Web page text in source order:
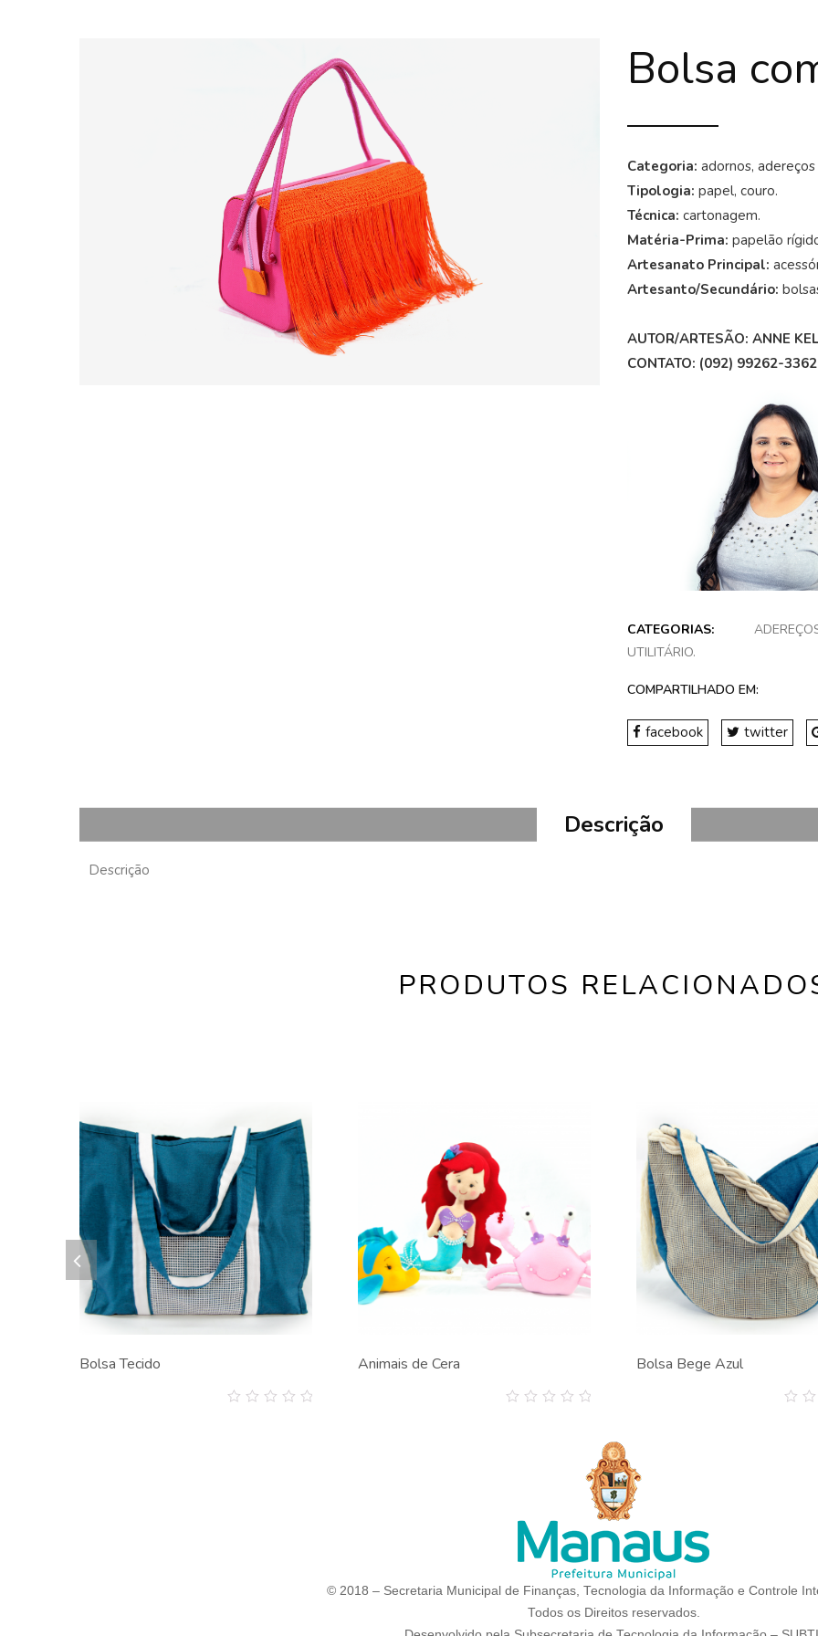
Bolsa
Categoria: adornos,
Tipologia: papel, couro.
Técnica: cartonagem.
Matéria-Prima: papelão
Artesanato Principal:
Artesanto/Secundário:
AUTOR/ARTESÃO: ANNE
CONTATO: (092) 99262-3362
CATEGORIAS:
UTILITÁRIO.
COMPARTILHADO EM:
facebook twitter
Descrição
Descrição
PRODUTOS
Bolsa Tecido Animais de Cera Bolsa Bege Azul
© 2018 – Secretaria Municipal de Finanças, Tecnologia da Informação e Controle
Todos os Direitos reservados.